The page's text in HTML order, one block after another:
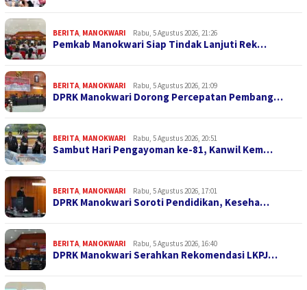
BERITA, MANOKWARI Rabu, 5 Agustus 2026, 21:26
Pemkab Manokwari Siap Tindak Lanjuti Rek…
BERITA, MANOKWARI Rabu, 5 Agustus 2026, 21:09
DPRK Manokwari Dorong Percepatan Pembang…
BERITA, MANOKWARI Rabu, 5 Agustus 2026, 20:51
Sambut Hari Pengayoman ke-81, Kanwil Kem…
BERITA, MANOKWARI Rabu, 5 Agustus 2026, 17:01
DPRK Manokwari Soroti Pendidikan, Keseha…
BERITA, MANOKWARI Rabu, 5 Agustus 2026, 16:40
DPRK Manokwari Serahkan Rekomendasi LKPJ…